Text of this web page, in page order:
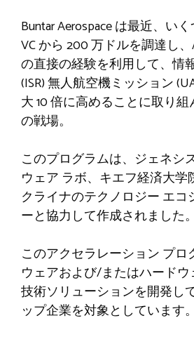
Buntar Aerospace は最近、い
VC から 200 万ドルを調達し
の直接の経験を利用して、情
(ISR) 無人航空機ミッション
大 10 倍に高めることに取り
の戦場。
このプログラムは、ジェネシ
ウェア ラボ、キエフ経済大学
クライナのテクノロジー エ
ーと協力して作成されました。
このアクセラレーション プロ
ウェアおよび/またはハード
技術ソリューションを開発し
ップ企業を対象としています。